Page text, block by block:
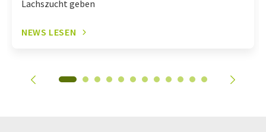
Lachszucht geben
NEWS LESEN